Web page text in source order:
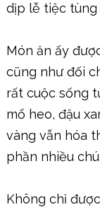
dịp lễ tiệc tùng
Món ăn ấy
cũng như đối
rất cuộc sống
mổ heo, đậu
vàng vẫn hóa
phần nhiều
Không chỉ